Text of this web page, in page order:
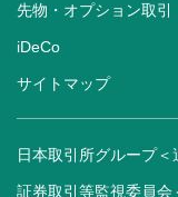
先物・オプション取引
iDeCo
サイトマップ
日本取引所グループ
証券取引等監視委員会